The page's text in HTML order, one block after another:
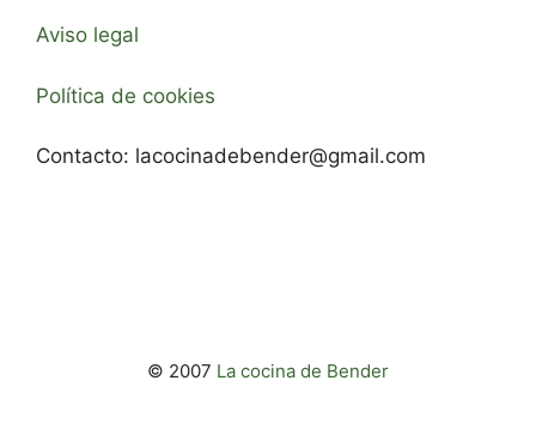
Aviso legal
Política de cookies
Contacto: lacocinadebender@gmail.com
© 2007 La cocina de Bender